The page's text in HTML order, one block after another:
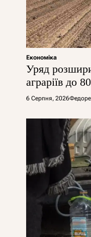
Економіка
Уряд
аграріїв до
6 Серпня, 2026